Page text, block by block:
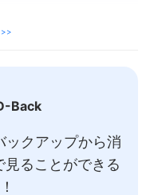
>>
Back
クアップから消
ることができる